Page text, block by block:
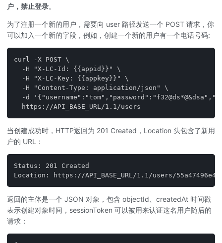
户，禁止登录。
为了注册一个新的用户，需要向 user 路径发送一个 POST 请求，你
可以加入一个新的字段，例如，创建一个新的用户有一个电话号码:
curl -X POST \
  -H "X-LC-Id: {{appid}}" \
  -H "X-LC-Key: {{appkey}}" \
  -H "Content-Type: application/json" \
-d
  https://API_BASE_URL/1.1/users
当创建成功时，HTTP返回为 201 Created，Location 头包含了新用
户的 URL：
Status: 201 Created
Location: https://API_BASE_URL/1.1/users/
返回的主体是一个 JSON 对象，包含 objectId、createdAt 时间戳
表示创建对象时间，sessionToken 可以被用来认证这名用户随后的
请求：